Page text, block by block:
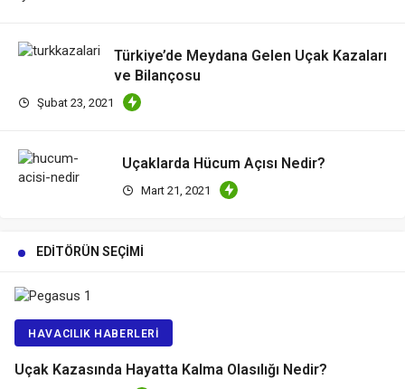
Türkiye’de Meydana Gelen Uçak Kazaları
ve Bilançosu
Şubat 23, 2021
Uçaklarda Hücum Açısı Nedir?
Mart 21, 2021
EDITÖRÜN SEÇIMI
HAVACILIK HABERLERI
Uçak Kazasında Hayatta Kalma Olasılığı Nedir?